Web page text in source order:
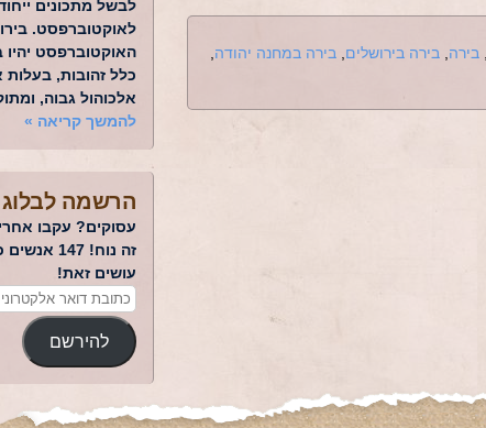
בירה בירה בירושלים בירה במחנה יהודה
לבשל מתכונים
לאוקטוברפסט.
האוקטוברפסט יהיו
כלל זהובות, בעלות
אלכוהול גבוה,
להמשך קריאה »
הרשמה לבלוג
עסוקים? עקבו
זה נוח! 147
עושים זאת!
להירשם